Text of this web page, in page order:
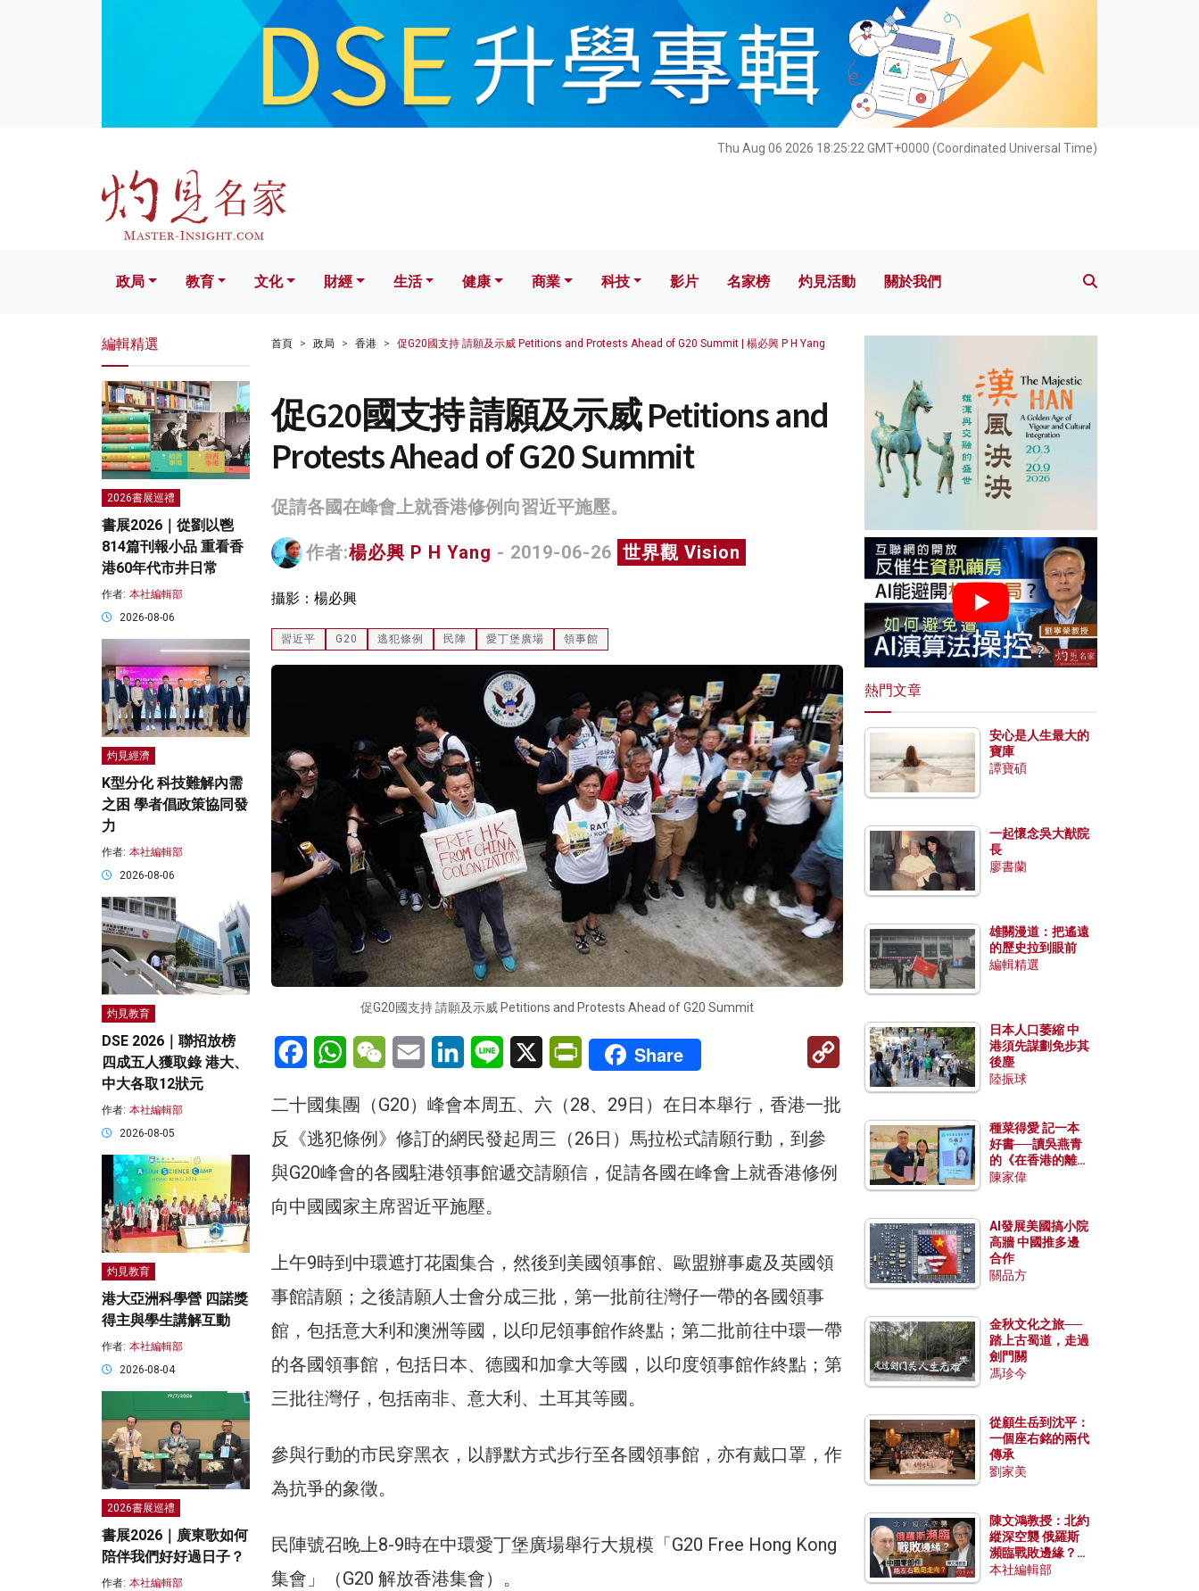
Thu Aug 06 2026 18:25:24 GMT+0000 (Coordinated Universal Time)
文化 財經 生活 健康 科技 影片 名家榜 灼見活動 關於我們
政局 教育 文化 財經 生活 健康 商業 科技 影片 名家榜 灼見活動 關於我們
首頁 政局 香港 促G20國支持 請願及示威 Petitions and Protests Ahead of G20 Summit | 楊必興 P H Yang
促G20國支持 請願及示威 Petitions and
Protests Ahead of G20 Summit
促請各國在峰會上就香港修例向習近平施壓。
作者:楊必興 P H Yang - 2019-06-26 世界觀 Vision
攝影：楊必興
習近平 G20 逃犯條例 民陣 愛丁堡廣場 領事館
促G20國支持 請願及示威 Petitions and Protests Ahead of G20 Summit
FacebookWhatsAppWeChatEmail LinkedInLine X PrintFriendly
Share
Copy
二十國集團（G20）峰會本周五、六（28、29日）在日本舉行，香港一批
反《逃犯條例》修訂的網民發起周三（26日）馬拉松式請願行動，到參
與G20峰會的各國駐港領事館遞交請願信，促請各國在峰會上就香港修例
向中國國家主席習近平施壓。
上午9時到中環遮打花園集合，然後到美國領事館、歐盟辦事處及英國領
事館請願；之後請願人士會分成三批，第一批前往灣仔一帶的各國領事
館，包括意大利和澳洲等國，以印尼領事館作終點；第二批前往中環一帶
的各國領事館，包括日本、德國和加拿大等國，以印度領事館作終點；第
三批往灣仔，包括南非、意大利、土耳其等國。
參與行動的市民穿黑衣，以靜默方式步行至各國領事館，亦有戴口罩，作
為抗爭的象徵。
民陣號召晚上8-9時在中環愛丁堡廣場舉行大規模「G20 Free Hong Kong
集會」（G20 解放香港集會）。
編輯精選
2026書展巡禮
書展2026｜從劉以鬯
814篇刊報小品 重看香
港60年代市井日常
作者: 本社編輯部
2026-08-06
灼見經濟
K型分化 科技難解內需
之困 學者倡政策協同發
力
作者: 本社編輯部
2026-08-06
灼見教育
DSE 2026｜聯招放榜
四成五人獲取錄 港大、
中大各取12狀元
作者: 本社編輯部
2026-08-05
灼見教育
港大亞洲科學營 四諾獎
得主與學生講解互動
作者: 本社編輯部
2026-08-04
2026書展巡禮
書展2026｜廣東歌如何
陪伴我們好好過日子？
作者: 本社編輯部
熱門文章
安心是人生最大的
寶庫
譚寶碩
一起懷念吳大猷院
長
廖書蘭
雄關漫道：把遙遠
的歷史拉到眼前
編輯精選
日本人口萎縮 中
港須先謀劃免步其
後塵
陸振球
種菜得愛 記一本
好書──讀吳燕青
的《在香港的離島
種菜》
陳家偉
AI發展美國搞小院
高牆 中國推多邊
合作
關品方
金秋文化之旅──
踏上古蜀道，走過
劍門關
馮珍今
從顧生岳到沈平：
一個座右銘的兩代
傳承
劉家美
陳文鴻教授：北約
縱深空襲 俄羅斯
瀕臨戰敗邊緣？中
國零部件能左右戰
本社編輯部